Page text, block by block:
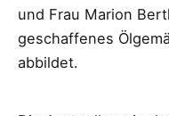
und Frau Marion
geschaffenes
abbildet.